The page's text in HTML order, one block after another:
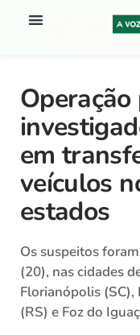
em
veículos
estados
Os suspeitos
(20), nas cidades
Florianópolis
(RS) e Foz do